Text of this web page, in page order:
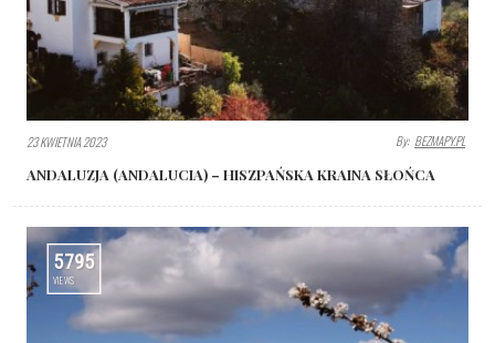
23 KWIETNIA 2023 By: BEZMAPY.PL
ANDALUZJA (ANDALUCIA) – HISZPAŃSKA KRAINA SŁOŃCA
5795
VIEWS